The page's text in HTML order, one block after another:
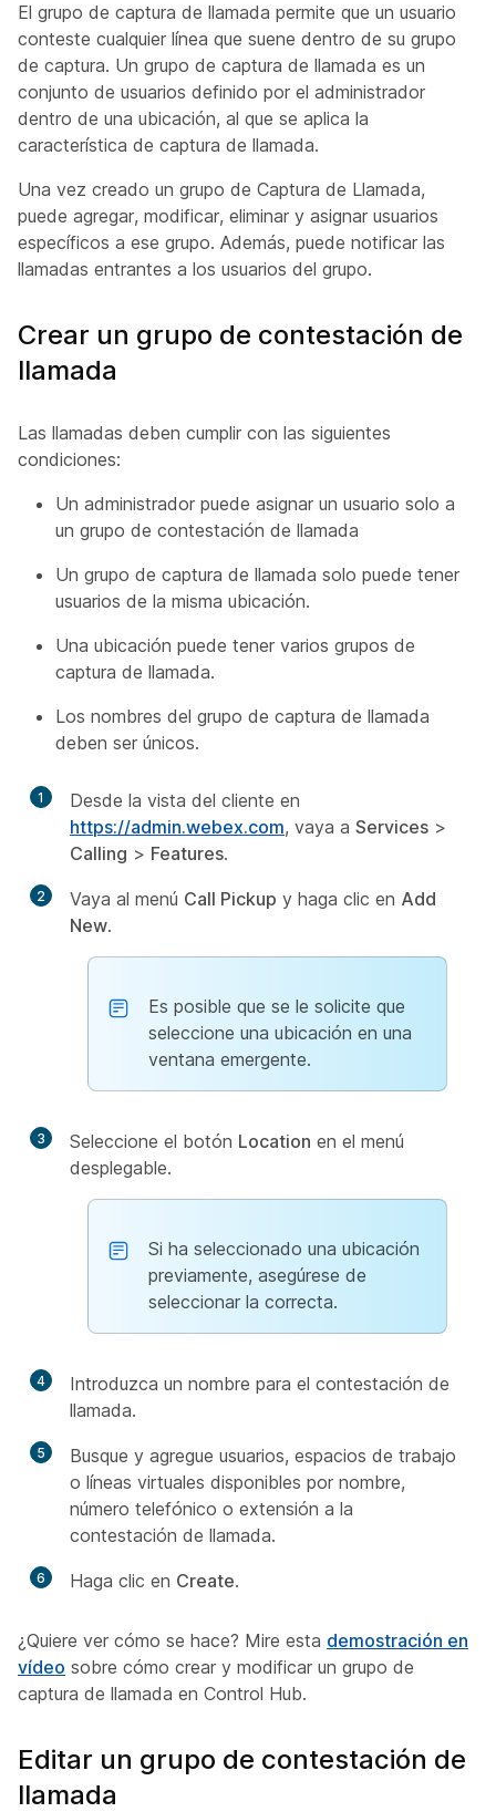
El grupo de captura de llamada permite que un usuario
conteste cualquier línea que suene dentro de su grupo
de captura. Un grupo de captura de llamada es un
conjunto de usuarios definido por el administrador
dentro de una ubicación, al que se aplica la
característica de captura de llamada.
Una vez creado un grupo de Captura de Llamada,
puede agregar, modificar, eliminar y asignar usuarios
específicos a ese grupo. Además, puede notificar las
llamadas entrantes a los usuarios del grupo.
Crear un grupo de contestación de
llamada
Las llamadas deben cumplir con las siguientes
condiciones:
Un administrador puede asignar un usuario solo a
un grupo de contestación de llamada
Un grupo de captura de llamada solo puede tener
usuarios de la misma ubicación.
Una ubicación puede tener varios grupos de
captura de llamada.
Los nombres del grupo de captura de llamada
deben ser únicos.
1
Desde la vista del cliente en
https://admin.webex.com, vaya a Services >
Calling > Features.
2 Vaya al menú Call Pickup y haga clic en Add
New.
Es posible que se le solicite que
seleccione una ubicación en una
ventana emergente.
3 Seleccione el botón Location en el menú
desplegable.
Si ha seleccionado una ubicación
previamente, asegúrese de
seleccionar la correcta.
4
Introduzca un nombre para el contestación de
llamada.
5
Busque y agregue usuarios, espacios de trabajo
o líneas virtuales disponibles por nombre,
número telefónico o extensión a la
contestación de llamada.
6 Haga clic en Create.
¿Quiere ver cómo se hace? Mire esta demostración en
vídeo sobre cómo crear y modificar un grupo de
captura de llamada en Control Hub.
Editar un grupo de contestación de
llamada